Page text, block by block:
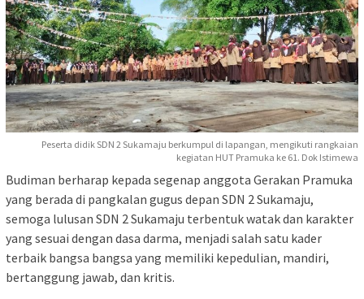
Peserta didik SDN 2 Sukamaju berkumpul di lapangan, mengikuti rangkaian
kegiatan HUT Pramuka ke 61. Dok Istimewa
Budiman berharap kepada segenap anggota Gerakan Pramuka
yang berada di pangkalan gugus depan SDN 2 Sukamaju,
semoga lulusan SDN 2 Sukamaju terbentuk watak dan karakter
yang sesuai dengan dasa darma, menjadi salah satu kader
terbaik bangsa bangsa yang memiliki kepedulian, mandiri,
bertanggung jawab, dan kritis.